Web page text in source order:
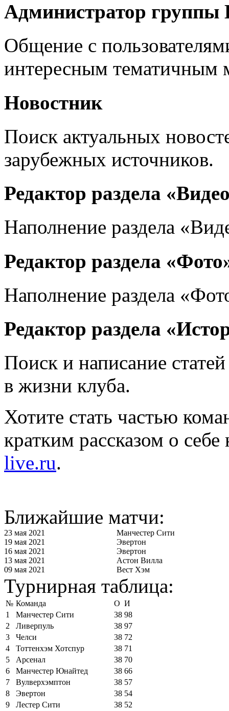
Администратор группы
Общение с
интересным тематичным
Новостник
Поиск актуальных
зарубежных источников.
Редактор раздела
Наполнение раздела
Редактор раздела
Наполнение раздела
Редактор раздела
Поиск и написание
в жизни клуба.
Хотите стать частью
кратким рассказом о
live.ru.
Ближайшие матчи:
23 мая 2021
Манчестер Сити
19 мая 2021
Эвертон
16 мая 2021
Эвертон
13 мая 2021
Астон Вилла
09 мая 2021
Вест Хэм
Турнирная таблица:
№ Команда О И
1
Манчестер Сити 38 98
2
Ливерпуль 38 97
3
Челси 38 72
4
Тоттенхэм Хотспур 38 71
5
Арсенал 38 70
6
Манчестер Юнайтед 38 66
7
Вулверхэмптон 38 57
8
Эвертон 38 54
9
Лестер Сити 38 52